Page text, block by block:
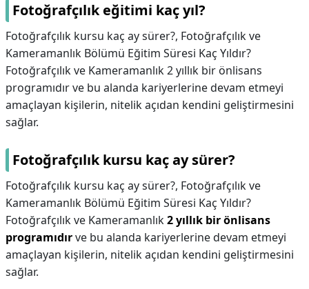
Fotoğrafçılık eğitimi kaç yıl?
Fotoğrafçılık kursu kaç ay sürer?, Fotoğrafçılık ve
Kameramanlık Bölümü Eğitim Süresi Kaç Yıldır?
Fotoğrafçılık ve Kameramanlık 2 yıllık bir önlisans
programıdır ve bu alanda kariyerlerine devam etmeyi
amaçlayan kişilerin, nitelik açıdan kendini geliştirmesini
sağlar.
Fotoğrafçılık kursu kaç ay sürer?
Fotoğrafçılık kursu kaç ay sürer?, Fotoğrafçılık ve
Kameramanlık Bölümü Eğitim Süresi Kaç Yıldır?
Fotoğrafçılık ve Kameramanlık2 yıllık bir önlisans
programıdırve bu alanda kariyerlerine devam etmeyi
amaçlayan kişilerin, nitelik açıdan kendini geliştirmesini
sağlar.